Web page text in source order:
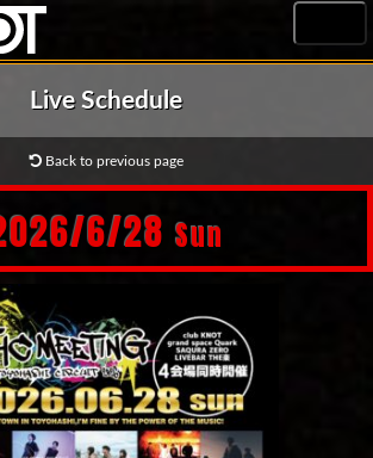
Live Schedule
Back to previous page
6/28 Sun